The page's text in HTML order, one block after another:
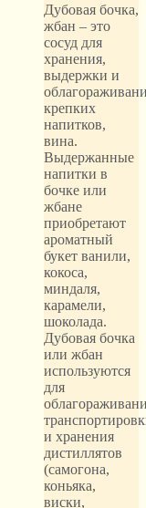
Дубовая бочка,
жбан – это
сосуд для
хранения,
выдержки и
крепких
напитков,
вина.
Выдержанные
напитки в
бочке или
жбане
приобретают
ароматный
букет ванили,
кокоса,
миндаля,
карамели,
шоколада.
Дубовая бочка
или жбан
используются
для
и хранения
дистиллятов
(самогона,
коньяка,
виски,